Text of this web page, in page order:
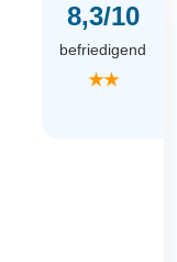
8,3/10
befriedigend
★★